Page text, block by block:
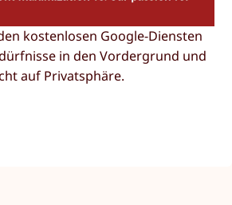
kostenlosen Google-Diensten
in den Vordergrund und
auf Privatsphäre.